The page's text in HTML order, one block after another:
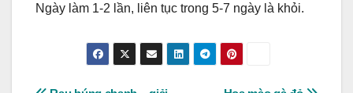
Ngày làm 1-2 lần, liên tục trong 5-7 ngày là khỏi.